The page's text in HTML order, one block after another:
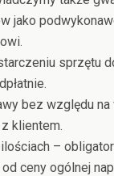
jako
sprzętu
bez względu
klientem.
–
ceny ogólnej